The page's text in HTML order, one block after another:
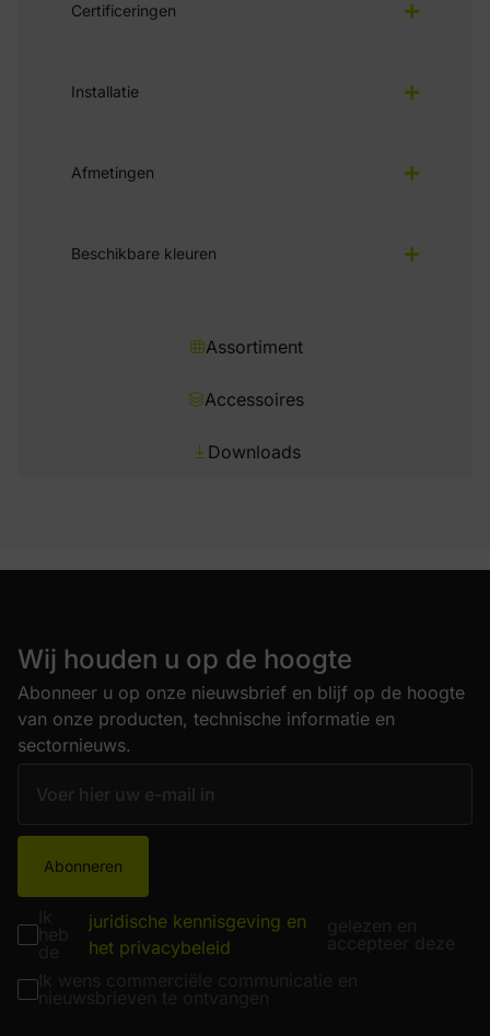
Assortiment
Accessoires
Downloads
Certificeringen
Installatie
Afmetingen
Beschikbare kleuren
Wij houden u op de hoogte
Abonneer u op onze nieuwsbrief en blijf op de hoogte
van onze producten, technische informatie en
sectornieuws.
Abonneren
juridische kennisgeving en
het privacybeleid